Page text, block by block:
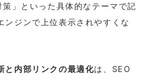
策」といった具体的なテーマで記
ンジンで上位表示されやすくな
と内部リンクの最適化は、SEO